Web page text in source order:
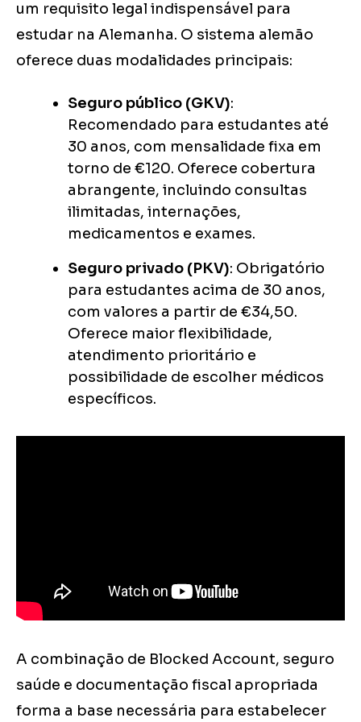
um requisito legal indispensável para
estudar na Alemanha. O sistema alemão
oferece duas modalidades principais:
Seguro público (GKV):
Recomendado para estudantes até
30 anos, com mensalidade fixa em
torno de €120. Oferece cobertura
abrangente, incluindo consultas
ilimitadas, internações,
medicamentos e exames.
Seguro privado (PKV): Obrigatório
para estudantes acima de 30 anos,
com valores a partir de €34,50.
Oferece maior flexibilidade,
atendimento prioritário e
possibilidade de escolher médicos
específicos.
A combinação de Blocked Account, seguro
saúde e documentação fiscal apropriada
forma a base necessária para estabelecer